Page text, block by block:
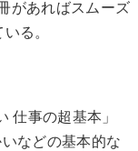
があればスムーズ
る。
仕事の超基本」
などの基本的な